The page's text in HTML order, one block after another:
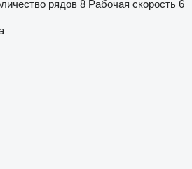
рядов 8 Рабочая скорость 6